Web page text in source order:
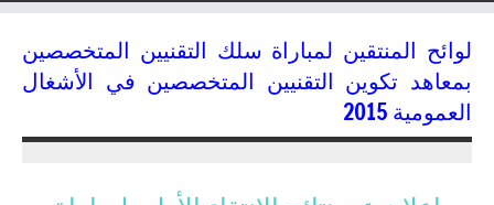
لوائح المنتقين لمباراة سلك التقنيين المتخصصين
بمعاهد تكوين التقنيين المتخصصين في الأشغال
العمومية 2015